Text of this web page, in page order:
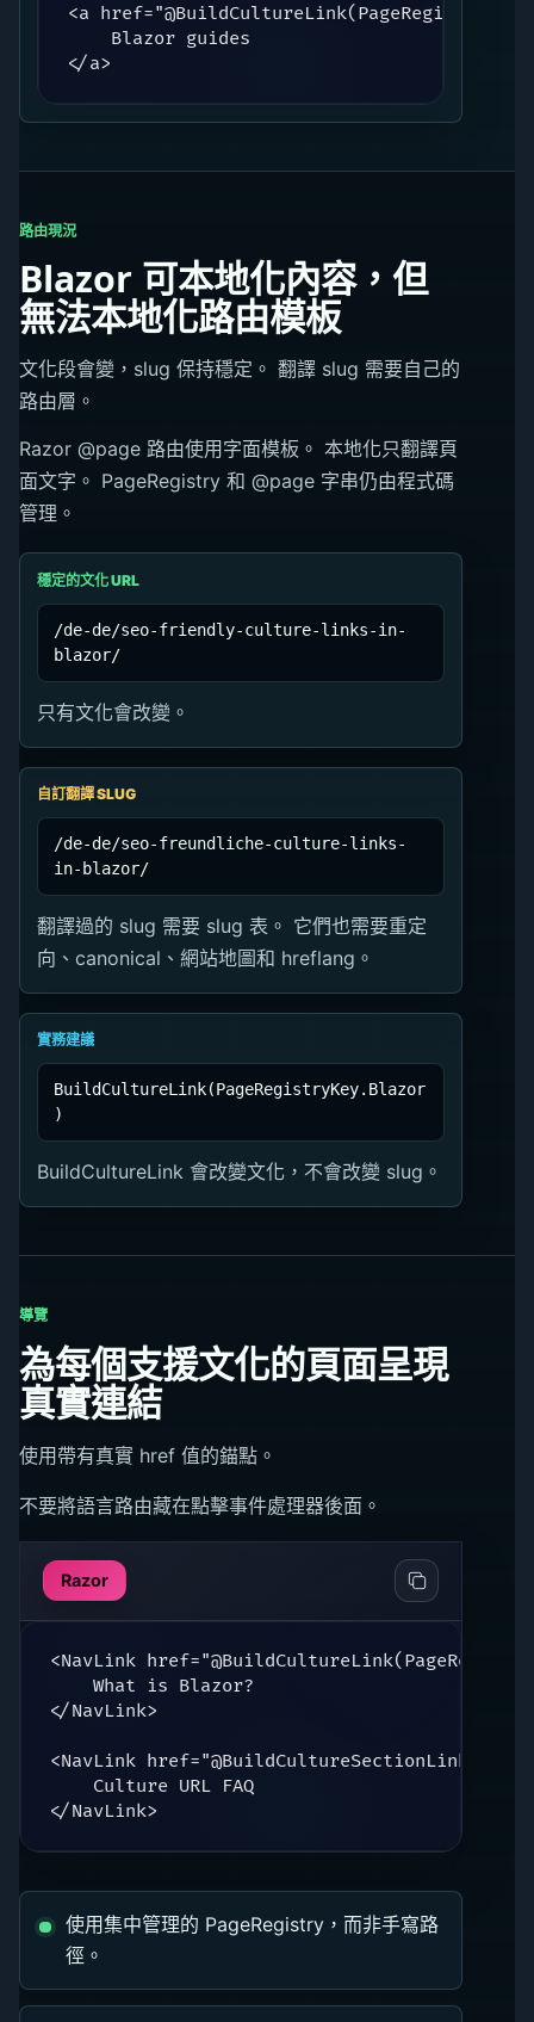
<a
    Blazor guides
</a>
路由現況
Blazor 可本地化內容，但
無法本地化路由模板
文化段會變，slug 保持穩定。 翻譯 slug 需要自己的
路由層。
Razor @page 路由使用字面模板。 本地化只翻譯頁
面文字。 PageRegistry 和 @page 字串仍由程式碼
管理。
穩定的文化 URL
/de-de/seo-friendly-culture-links-in-
blazor/
只有文化會改變。
自訂翻譯 SLUG
/de-de/seo-freundliche-culture-links-
in-blazor/
翻譯過的 slug 需要 slug 表。 它們也需要重定
向、canonical、網站地圖和 hreflang。
實務建議
BuildCultureLink(PageRegistryKey.Blazor
)
BuildCultureLink 會改變文化，不會改變 slug。
導覽
為每個支援文化的頁面呈現
真實連結
使用帶有真實 href 值的錨點。
不要將語言路由藏在點擊事件處理器後面。
Razor
<NavLink
    What is Blazor?
</NavLink>
<NavLink
    Culture URL FAQ
</NavLink>
使用集中管理的 PageRegistry，而非手寫路
徑。